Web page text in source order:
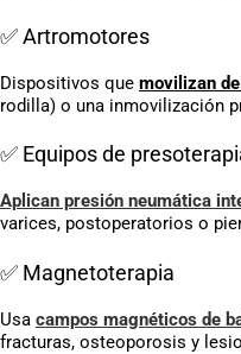
✅ Artromotores
Dispositivos que movilizan
rodilla) o una inmovilización
✅ Equipos de
Aplican presión neumática
varices, postoperatorios o
✅ Magnetoterapia
Usa campos magnéticos de
fracturas, osteoporosis y